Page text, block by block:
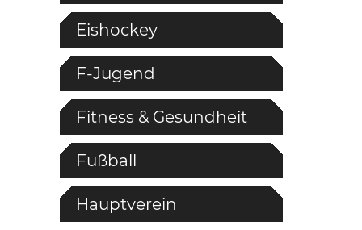
Eishockey
F-Jugend
Fitness & Gesundheit
Fußball
Hauptverein